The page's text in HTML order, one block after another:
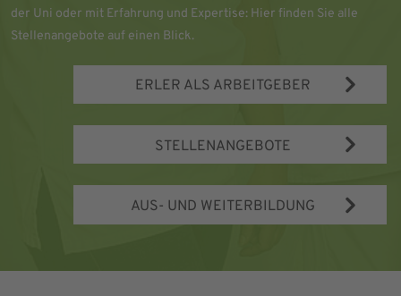
der Uni oder mit Erfahrung und Expertise: Hier finden Sie alle
Stellenangebote auf einen Blick.
ERLER ALS ARBEITGEBER
STELLENANGEBOTE
AUS- UND WEITERBILDUNG